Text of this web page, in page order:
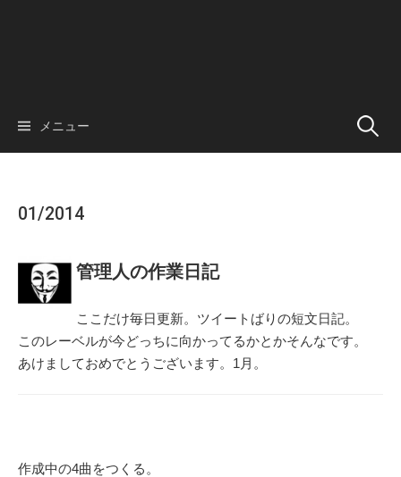
メニュー 検
01/2014
管理 人の作業日記
ここだけ毎日更新。ツイートばりの短文日記。
このレーベルが今どっちに向かってるかとかそんなです。
あけましておめでとうございます。1月。
作成中の4曲をつくる。